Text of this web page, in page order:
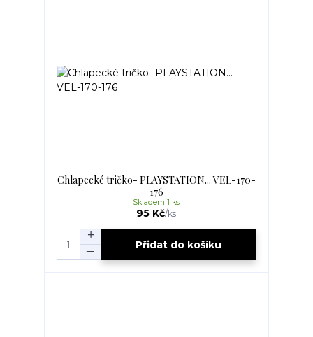
Chlapecké tričko- PLAYSTATION... VEL-170-
176
95 Kč/ks
Skladem 1 ks
Přidat do košíku